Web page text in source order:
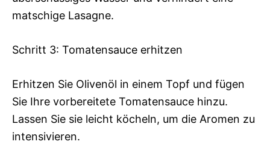
matschige Lasagne.
Schritt 3: Tomatensauce erhitzen
Erhitzen Sie Olivenöl in einem Topf und fügen
Sie Ihre vorbereitete Tomatensauce hinzu.
Lassen Sie sie leicht köcheln, um die Aromen zu
intensivieren.